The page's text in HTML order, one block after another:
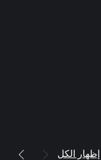
إظهار الكل